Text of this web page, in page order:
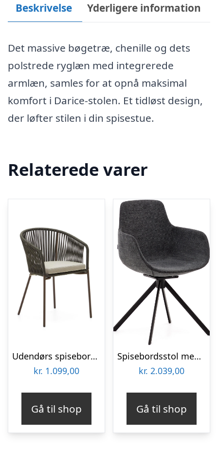
Beskrivelse Yderligere information
Det massive bøgetræ, chenille og dets
polstrede ryglæn med integrerede
armlæn, samles for at opnå maksimal
komfort i Darice-stolen. Et tidløst design,
der løfter stilen i din spisestue.
Relaterede varer
Udendørs spisebordsstol Kave Home Yanet i grøn med håndvævet reb, galvaniseret stålramme, armlæn og pude H79 x B50 x D56 cm
kr. 1.099,00
Gå til shop
Spisebordsstol med armlæn Tissiana Kave Home grå twill stof drejefunktion stålben
kr. 2.039,00
Gå til shop